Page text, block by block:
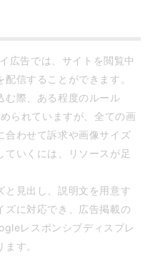
広告では、サイトを閲覧中
信することができます。
む際、ある程度のルール
られていますが、全ての画
合わせて訴求や画像サイズ
ていくには、リソースが足
と見出し、説明文を用意す
ズに対応でき、広告掲載の
レスポンシブディスプレ
す。